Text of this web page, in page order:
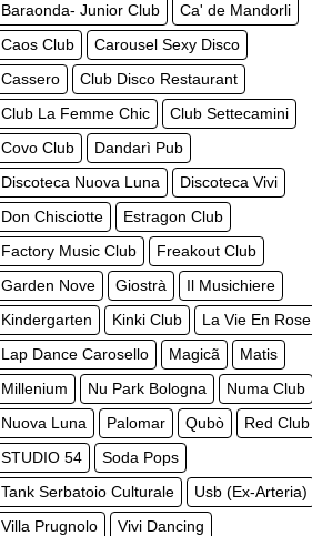
Baraonda- Junior Club
Ca' de Mandorli
Caos Club
Carousel Sexy Disco
Cassero
Club Disco Restaurant
Club La Femme Chic
Club Settecamini
Covo Club
Dandarì Pub
Discoteca Nuova Luna
Discoteca Vivi
Don Chisciotte
Estragon Club
Factory Music Club
Freakout Club
Garden Nove
Giostrà
Il Musichiere
Kindergarten
Kinki Club
La Vie En Rose
Lap Dance Carosello
Magicã
Matis
Millenium
Nu Park Bologna
Numa Club
Nuova Luna
Palomar Qubò
Red Club
STUDIO 54
Soda Pops
Tank Serbatoio Culturale
Usb (Ex-Arteria)
Villa Prugnolo
Vivi Dancing